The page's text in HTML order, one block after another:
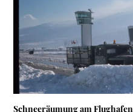
Schneeräumung am Flughafen